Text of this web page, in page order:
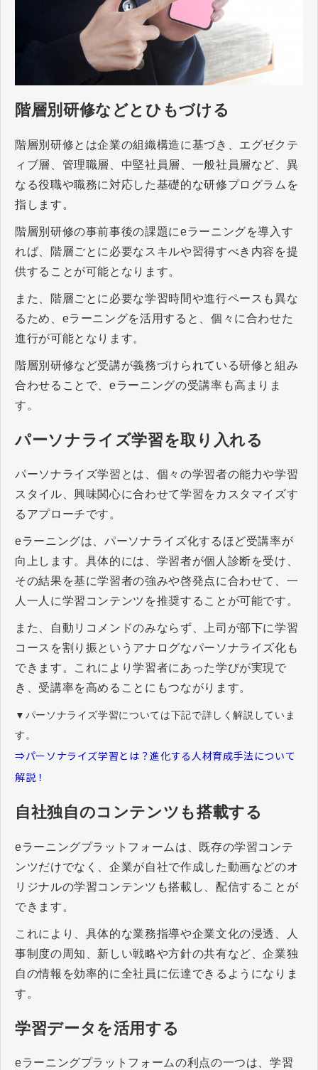
階層別研修などとひもづける
階層別研修とは企業の組織構造に基づき、エグゼクテ
ィブ層、管理職層、中堅社員層、一般社員層など、異
なる役職や職務に対応した基礎的な研修プログラムを
指します。
階層別研修の事前事後の課題にeラーニングを導入す
れば、階層ごとに必要なスキルや習得すべき内容を提
供することが可能となります。
また、階層ごとに必要な学習時間や進行ペースも異な
るため、eラーニングを活用すると、個々に合わせた
進行が可能となります。
階層別研修など受講が義務づけられている研修と組み
合わせることで、eラーニングの受講率も高まりま
す。
パーソナライズ学習を取り入れる
パーソナライズ学習とは、個々の学習者の能力や学習
スタイル、興味関心に合わせて学習をカスタマイズす
るアプローチです。
eラーニングは、パーソナライズ化するほど受講率が
向上します。具体的には、学習者が個人診断を受け、
その結果を基に学習者の強みや啓発点に合わせて、一
人一人に学習コンテンツを推奨することが可能です。
また、自動リコメンドのみならず、上司が部下に学習
コースを割り振というアナログなパーソナライズ化も
できます。これにより学習者にあった学びが実現で
き、受講率を高めることにもつながります。
▼パーソナライズ学習については下記で詳しく解説していま
す。
⇒パーソナライズ学習とは？進化する人材育成手法について
解説！
自社独自のコンテンツも搭載する
eラーニングプラットフォームは、既存の学習コンテ
ンツだけでなく、企業が自社で作成した動画などのオ
リジナルの学習コンテンツも搭載し、配信することが
できます。
これにより、具体的な業務指導や企業文化の浸透、人
事制度の周知、新しい戦略や方針の共有など、企業独
自の情報を効率的に全社員に伝達できるようになりま
す。
学習データを活用する
eラーニングプラットフォームの利点の一つは、学習